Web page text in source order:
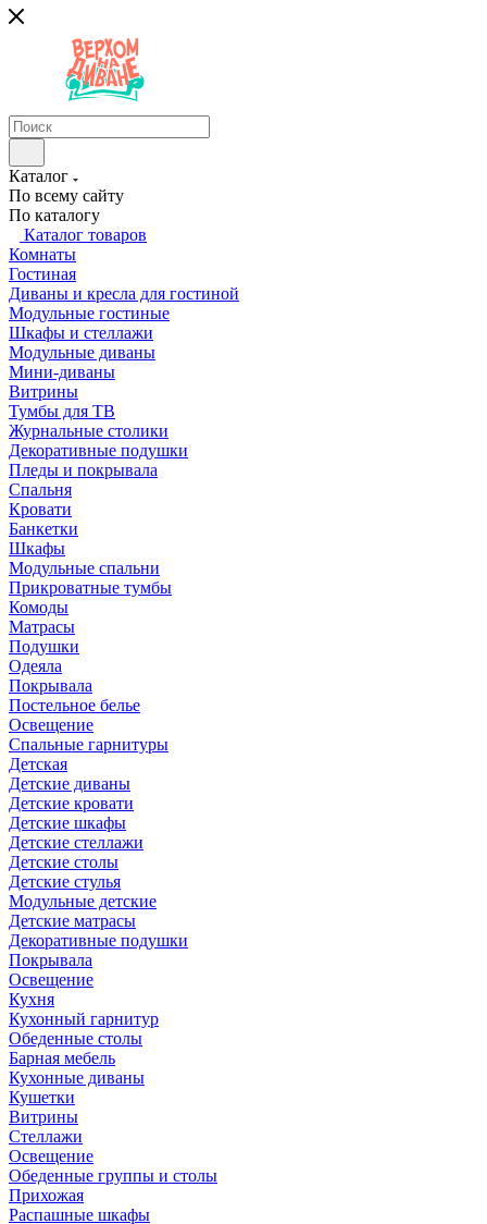
Каталог
По всему сайту
По каталогу
Каталог товаров
Комнаты
Гостиная
Диваны и кресла для гостиной
Модульные гостиные
Шкафы и стеллажи
Модульные диваны
Мини-диваны
Витрины
Тумбы для ТВ
Журнальные столики
Декоративные подушки
Пледы и покрывала
Спальня
Кровати
Банкетки
Шкафы
Модульные спальни
Прикроватные тумбы
Комоды
Матрасы
Подушки
Одеяла
Покрывала
Постельное белье
Освещение
Спальные гарнитуры
Детская
Детские диваны
Детские кровати
Детские шкафы
Детские стеллажи
Детские столы
Детские стулья
Модульные детские
Детские матрасы
Декоративные подушки
Покрывала
Освещение
Кухня
Кухонный гарнитур
Обеденные столы
Барная мебель
Кухонные диваны
Кушетки
Витрины
Стеллажи
Освещение
Обеденные группы и столы
Прихожая
Распашные шкафы